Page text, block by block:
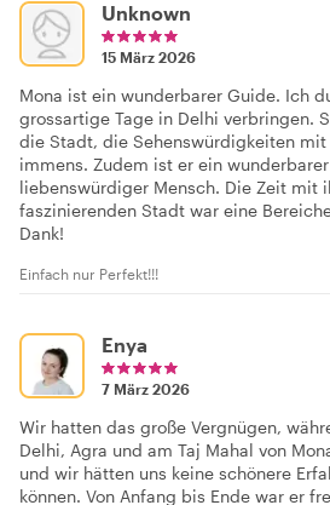
Unknown
15 März 2026
Mona ist ein wunderbarer Guide. Ich
grossartige Tage in Delhi verbringen.
die Stadt, die Sehenswürdigkeiten
immens. Zudem ist er ein
liebenswürdiger Mensch. Die Zeit mit
faszinierenden Stadt war eine
Dank!
Einfach nur Perfekt!!!
Enya
7 März 2026
Wir hatten das große Vergnügen,
Delhi, Agra und am Taj Mahal von
und wir hätten uns keine schönere
können. Von Anfang bis Ende war er